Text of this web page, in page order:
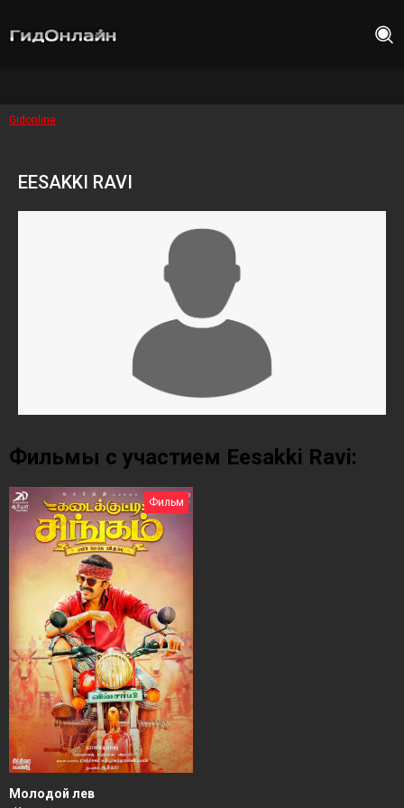
Gidonline
EESAKKI RAVI
Фильмы с участием Eesakki Ravi:
Фильм
Молодой лев